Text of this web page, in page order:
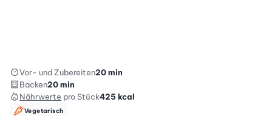
Vor- und Zubereiten20 min
Backen20 min
Nährwerte pro Stück425 kcal
Vegetarisch